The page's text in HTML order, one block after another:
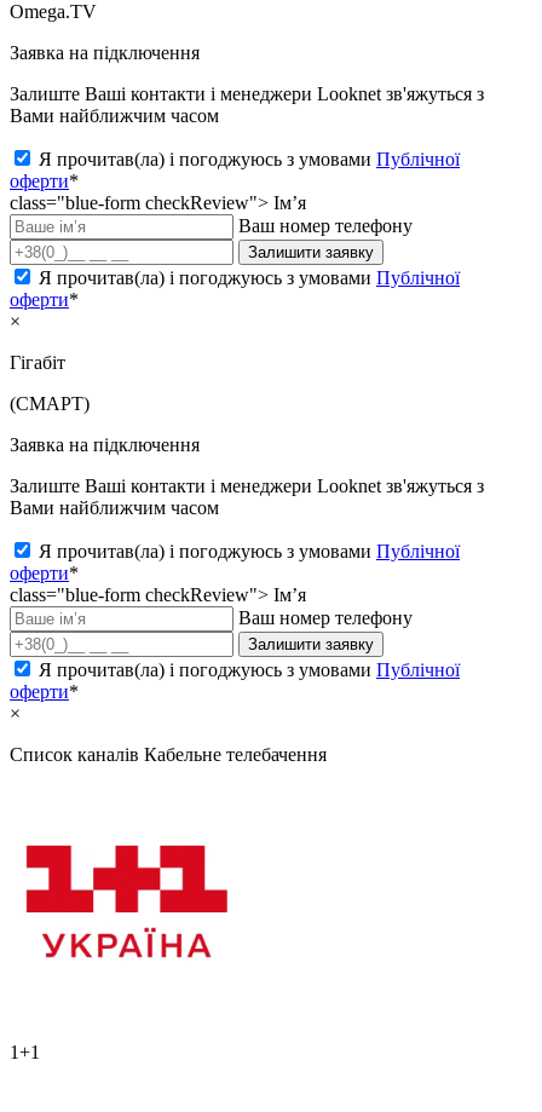
Omega.TV
Заявка на підключення
Залиште Ваші контакти і менеджери Looknet зв'яжуться з
Вами найближчим часом
Я прочитав(ла) і погоджуюсь з умовами Публічної
оферти*
class="blue-form checkReview"> Ім’я
Ваш номер телефону
Залишити заявку
Я прочитав(ла) і погоджуюсь з умовами Публічної
оферти*
×
Гігабіт
(СМАРТ)
Заявка на підключення
Залиште Ваші контакти і менеджери Looknet зв'яжуться з
Вами найближчим часом
Я прочитав(ла) і погоджуюсь з умовами Публічної
оферти*
class="blue-form checkReview"> Ім’я
Ваш номер телефону
Залишити заявку
Я прочитав(ла) і погоджуюсь з умовами Публічної
оферти*
×
Список каналів Кабельне телебачення
1+1